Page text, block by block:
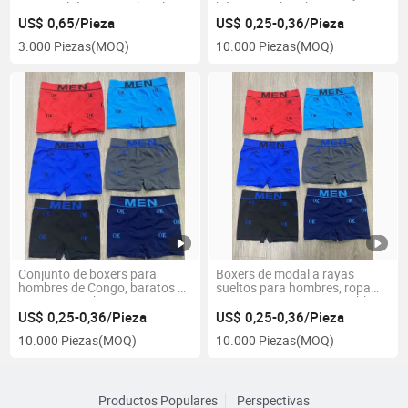
Gramos bóxers para hombres,
bragas para hombres, lencería
para hombres, pantalones
cortos
US$ 0,65/Pieza
3.000 Piezas(MOQ)
bóxer para hombres 100%
poliéster, ropa interior sin
costuras para hombres, bóxer
transpirables, calzoncillos,
US$ 0,25-0,36/Pieza
10.000 Piezas(MOQ)
Conjunto de boxers para
hombres de Congo, baratos y
sin costuras, boxers para
hombres de poliamida a precio
competitivo, boxers cómodos
y transpirables para hombres
US$ 0,25-0,36/Pieza
10.000 Piezas(MOQ)
Boxers de modal a rayas
sueltos para hombres, ropa
interior suave y transpirable,
bóxer de doble bolsa, ropa
interior para hombres,
calzoncillos de poliéster,
US$ 0,25-0,36/Pieza
10.000 Piezas(MOQ)
Productos Populares Perspectivas